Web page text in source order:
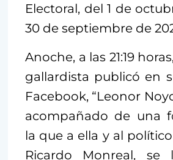
Electoral, del 1 de
30 de septiembre de
Anoche, a las 21:19
gallardista publicó en
Facebook, “Leonor
acompañado de una
la que a ella y al
Ricardo Monreal, se